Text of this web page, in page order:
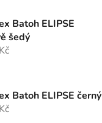
Batoh ELIPSE
šedý
Batoh ELIPSE černý